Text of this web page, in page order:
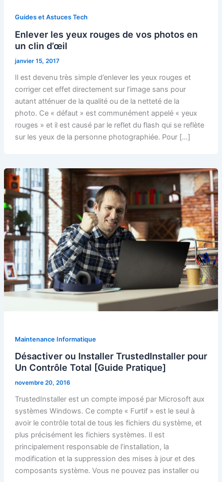
Guides et Astuces Tech
Enlever les yeux rouges de vos photos en
un clin d’œil
janvier 15, 2017
Il est devenu très simple d’enlever les yeux rouges et
corriger cet effet directement sur l’image sans pour
autant atténuer de la qualité ou de la netteté de la
photo. Ce « défaut » est communément appelé « yeux
rouges » et il est causé par le reflet du flash qui se reflète
sur les yeux de la personne photographiée. Pour […]
Maintenance Informatique
Désactiver ou Installer TrustedInstaller pour
Un Contrôle Total [Guide Pratique]
novembre 20, 2016
TrustedInstaller est un compte imposé par Microsoft aux
systèmes Windows. Ce compte « Furtif » est le seul à
avoir le contrôle total de tous les fichiers du système, et
plus précisément les fichiers systèmes. Il est
principalement responsable de l’installation, la
modification et la suppression des mises à jour et des
composants système. Vous ne pouvez pas installer ou